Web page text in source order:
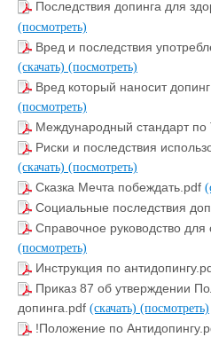
Последствия допинга для
(посмотреть)
Вред и последствия
(скачать) (посмотреть)
Вред который наносит
(посмотреть)
Международный стандарт
Риски и последствия
(скачать) (посмотреть)
Сказка Мечта побеждать.pdf
Социальные последствия
Справочное руководство
(посмотреть)
Инструкция по
Приказ 87 об утверждении
допинга.pdf (скачать) (посмотреть)
!Положение по